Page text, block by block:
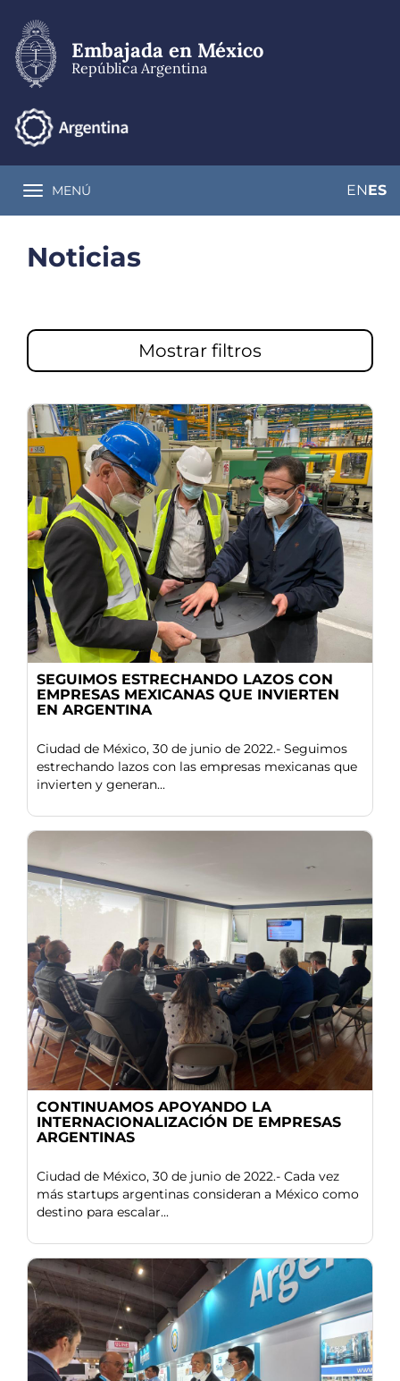
contenido
principal
Embajada en México
República Argentina
Toggle navigation
MENÚ ENES
Noticias
Mostrar filtros
SEGUIMOS ESTRECHANDO LAZOS CON
EMPRESAS MEXICANAS QUE INVIERTEN
EN ARGENTINA
Ciudad de México, 30 de junio de 2022.- Seguimos
estrechando lazos con las empresas mexicanas que
invierten y generan...
CONTINUAMOS APOYANDO LA
INTERNACIONALIZACIÓN DE EMPRESAS
ARGENTINAS
Ciudad de México, 30 de junio de 2022.- Cada vez
más startups argentinas consideran a México como
destino para escalar...